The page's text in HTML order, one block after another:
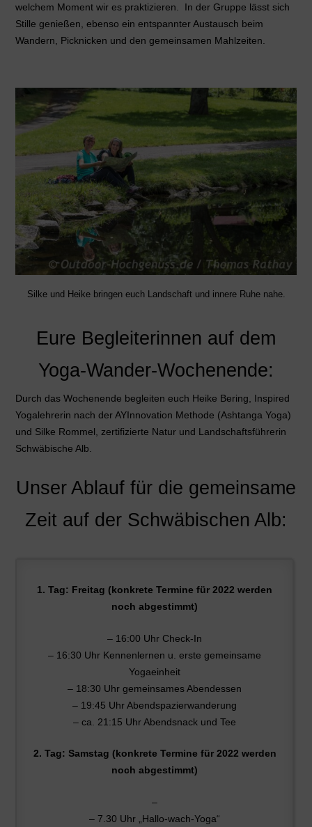
welchem Moment wir es praktizieren. In der Gruppe lässt sich
Stille genießen, ebenso ein entspannter Austausch beim
Wandern, Picknicken und den gemeinsamen Mahlzeiten.
Silke und Heike bringen euch Landschaft und innere Ruhe nahe.
Eure Begleiterinnen auf dem
Yoga-Wander-Wochenende:
Durch das Wochenende begleiten euch Heike Bering, Inspired
Yogalehrerin nach der AYInnovation Methode (Ashtanga Yoga)
und Silke Rommel, zertifizierte Natur und Landschaftsführerin
Schwäbische Alb.
Unser Ablauf für die gemeinsame
Zeit auf der Schwäbischen Alb:
1. Tag: Freitag (konkrete Termine für 2022 werden
noch abgestimmt)
– 16:00 Uhr Check-In
– 16:30 Uhr Kennenlernen u. erste gemeinsame
Yogaeinheit
– 18:30 Uhr gemeinsames Abendessen
– 19:45 Uhr Abendspazierwanderung
– ca. 21:15 Uhr Abendsnack und Tee
2. Tag: Samstag (konkrete Termine für 2022 werden
noch abgestimmt)
–
– 7.30 Uhr „Hallo-wach-Yoga“